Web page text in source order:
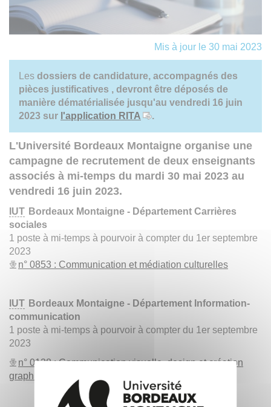
Mis à jour le 30 mai 2023
Les dossiers de candidature, accompagnés des
pièces justificatives , devront être déposés de
manière dématérialisée jusqu'au vendredi 16 juin
2023 sur l'application RITA .
L'Université Bordeaux Montaigne organise une
campagne de recrutement de deux enseignants
associés à mi-temps du mardi 30 mai 2023 au
vendredi 16 juin 2023.
IUT Bordeaux Montaigne - Département Carrières
sociales
1 poste à mi-temps à pourvoir à compter du 1er septembre
2023
n° 0853 : Communication et médiation culturelles
IUT Bordeaux Montaigne - Département Information-
communication
1 poste à mi-temps à pourvoir à compter du 1er septembre
2023
n° 0138 : Communication visuelle, design et création
graphique